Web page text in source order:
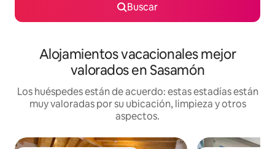
Buscar
Alojamientos vacacionales mejor
valorados en Sasamón
Los huéspedes están de acuerdo: estas estadías están
muy valoradas por su ubicación, limpieza y otros
aspectos.